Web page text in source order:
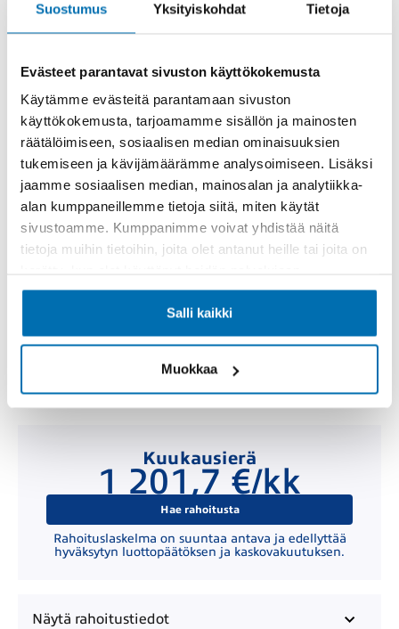
Suostumus Yksityiskohdat Tietoja
Evästeet parantavat sivuston käyttökokemusta
Käytämme evästeitä parantamaan sivuston
käyttökokemusta, tarjoamamme sisällön ja mainosten
räätälöimiseen, sosiaalisen median ominaisuuksien
tukemiseen ja kävijämäärämme analysoimiseen. Lisäksi
jaamme sosiaalisen median, mainosalan ja analytiikka-
alan kumppaneillemme tietoja siitä, miten käytät
sivustoamme. Kumppanimme voivat yhdistää näitä
tietoja muihin tietoihin, joita olet antanut heille tai joita on
Salli kaikki
Muokkaa
Rahoitusaika (kk)
Käsiraha tai vaihtoauto (€)
Kuukausierä
1 201,7 €/kk
Hae rahoitusta
Rahoituslaskelma on suuntaa antava ja edellyttää
hyväksytyn luottopäätöksen ja kaskovakuutuksen.
Näytä rahoitustiedot